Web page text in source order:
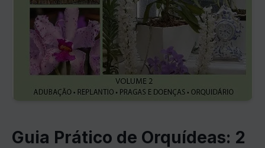
Guia Prático de Orquídeas: 2